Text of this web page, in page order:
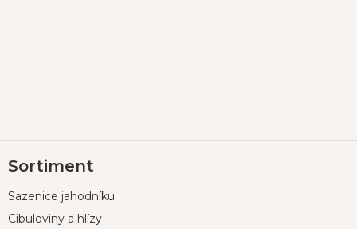
á
a
Sortiment
Sazenice jahodníku
Cibuloviny a hlízy